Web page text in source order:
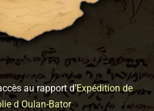
au rapport d’Expédition de
d Oulan-Bator